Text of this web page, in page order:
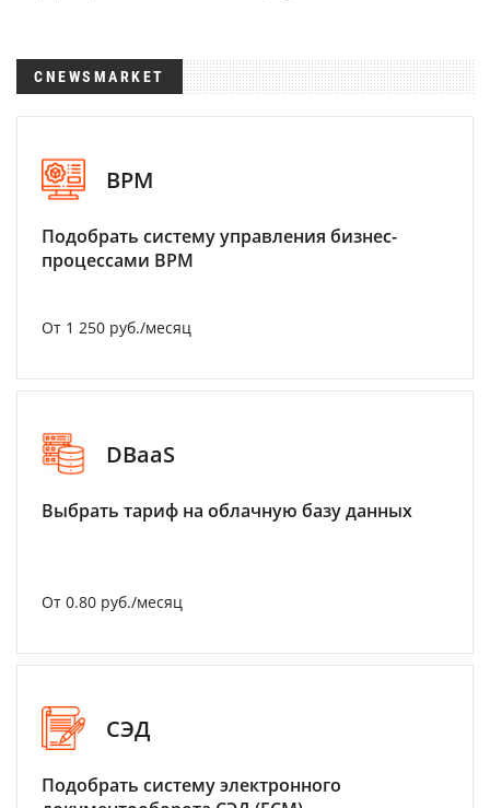
CNEWSMARKET
BPM
Подобрать систему управления бизнес-
процессами BPM
От 1 250 руб./месяц
DBaaS
Выбрать тариф на облачную базу данных
От 0.80 руб./месяц
СЭД
Подобрать систему электронного